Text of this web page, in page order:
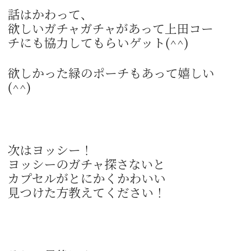
話はかわって、
欲しいガチャガチャがあって上田コー
チにも協力してもらいゲット(^^)
欲しかった緑のポーチもあって嬉しい
(^^)
次はヨッシー！
ヨッシーのガチャ探さないと
カプセルがとにかくかわいい
見つけた方教えてください！